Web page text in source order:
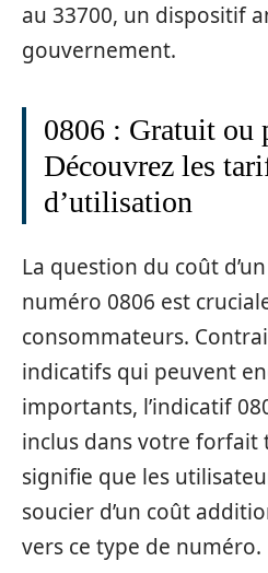
au 33700, un dispositif
gouvernement.
0806 : Gratuit ou
Découvrez les
d’utilisation
La question du coût
numéro 0806 est
consommateurs.
indicatifs qui peuvent
importants, l’indicatif
inclus dans votre forfait
signifie que les
soucier d’un coût
vers ce type de numéro.